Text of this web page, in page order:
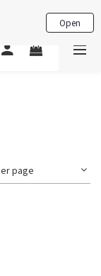
Open
💗
page